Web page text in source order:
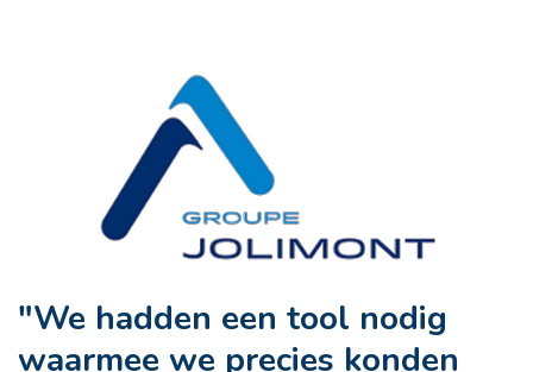
"We hadden een tool nodig
waarmee we precies konden